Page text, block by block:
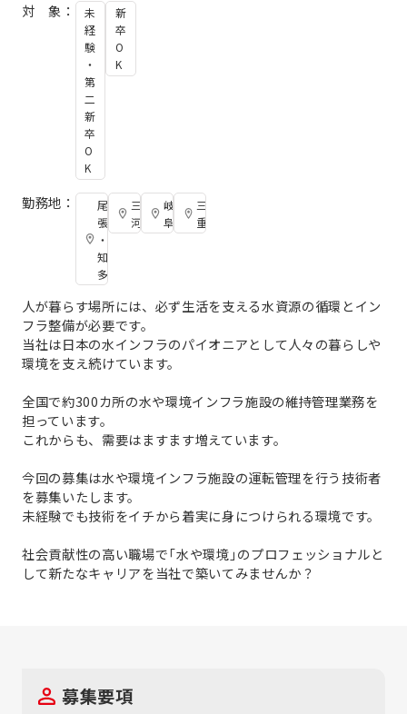
対 象：
未
経
験
・
第
二
新
卒
O
K
新
卒
O
K
勤務地：
尾
張
・
知
多
三
河
岐
阜
三
重
人が暮らす場所には、必ず生活を支える水資源の循環とイン
フラ整備が必要です。
当社は日本の水インフラのパイオニアとして人々の暮らしや
環境を支え続けています。
全国で約300カ所の水や環境インフラ施設の維持管理業務を
担っています。
これからも、需要はますます増えています。
今回の募集は水や環境インフラ施設の運転管理を行う技術者
を募集いたします。
未経験でも技術をイチから着実に身につけられる環境です。
社会貢献性の高い職場で「水や環境」のプロフェッショナルと
して新たなキャリアを当社で築いてみませんか？
募集要項